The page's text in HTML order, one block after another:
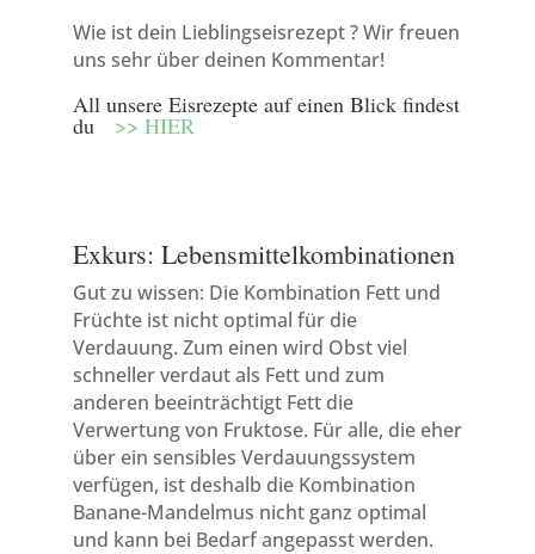
Wie ist dein Lieblingseisrezept ? Wir freuen
uns sehr über deinen Kommentar!
All unsere Eisrezepte auf einen Blick findest
du >> HIER
Exkurs: Lebensmittelkombinationen
Gut zu wissen: Die Kombination Fett und
Früchte ist nicht optimal für die
Verdauung. Zum einen wird Obst viel
schneller verdaut als Fett und zum
anderen beeinträchtigt Fett die
Verwertung von Fruktose. Für alle, die eher
über ein sensibles Verdauungssystem
verfügen, ist deshalb die Kombination
Banane-Mandelmus nicht ganz optimal
und kann bei Bedarf angepasst werden.